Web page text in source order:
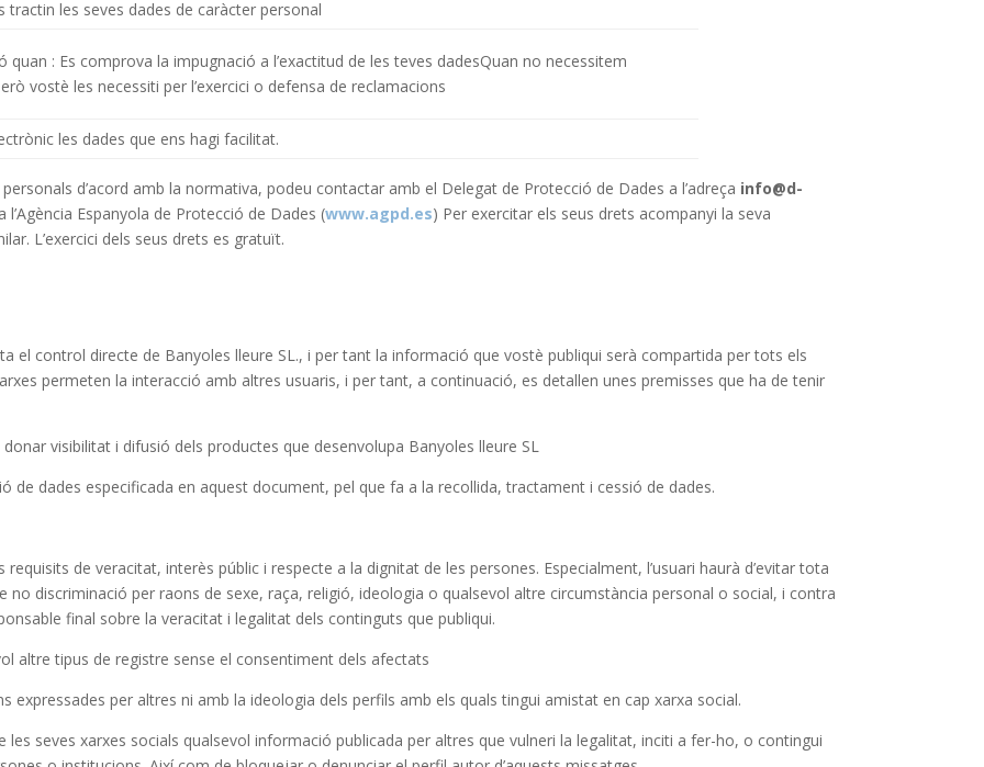
tractin les seves dades de caràcter personal
quan : Es comprova la impugnació a l’exactitud de les teves dadesQuan no necessitem
vostè les necessiti per l’exercici o defensa de reclamacions
les dades que ens hagi facilitat.
d’acord amb la normativa, podeu contactar amb el Delegat de Protecció de Dades a l’adreça info@d-
Espanyola de Protecció de Dades (www.agpd.es) Per exercitar els seus drets acompanyi la seva
L’exercici dels seus drets es gratuït.
el control directe de Banyoles lleure SL., i per tant la informació que vostè publiqui serà compartida per tots els
permeten la interacció amb altres usuaris, i per tant, a continuació, es detallen unes premisses que ha de tenir
visibilitat i difusió dels productes que desenvolupa Banyoles lleure SL
de dades especificada en aquest document, pel que fa a la recollida, tractament i cessió de dades.
de veracitat, interès públic i respecte a la dignitat de les persones. Especialment, l’usuari haurà d’evitar tota
discriminació per raons de sexe, raça, religió, ideologia o qualsevol altre circumstància personal o social, i contra
final sobre la veracitat i legalitat dels continguts que publiqui.
altre tipus de registre sense el consentiment dels afectats
expressades per altres ni amb la ideologia dels perfils amb els quals tingui amistat en cap xarxa social.
les seves xarxes socials qualsevol informació publicada per altres que vulneri la legalitat, inciti a fer-ho, o contingui